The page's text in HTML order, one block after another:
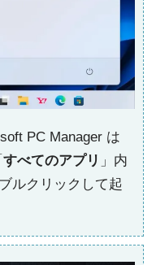
PC Manager は
すべてのアプリ 」内
ルクリックして起